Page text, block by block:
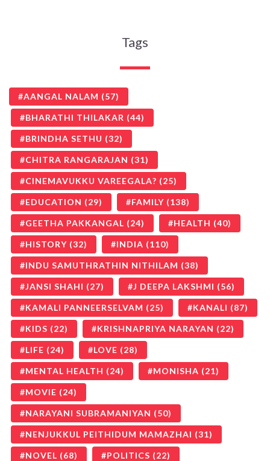
Tags
AANGAL NALAM (57)
BHARATHI THILAKAR (44)
BRINDHA SETHU (32)
CHITRA RANGARAJAN (31)
CINEMAVUKKU VAREEGALA? (25)
EDUCATION (29) FAMILY (138)
GEETHA PAKKANGAL (24) HEALTH (40)
HISTORY (32) INDIA (110)
INDU SAMUTHRATHIN NITHILAM (38)
JANSI SHAHI (27) J DEEPA LAKSHMI (56)
KAMALI PANNEERSELVAM (25) KANALI (87)
KIDS (22) KRISHNAPRIYA NARAYAN (22)
LIFE (24) LOVE (28)
MENTAL HEALTH (24) MONISHA (21)
MOVIE (24)
NARAYANI SUBRAMANIYAN (50)
NENJUKKUL PEITHIDUM MAMAZHAI (31)
NOVEL (68) POLITICS (22)